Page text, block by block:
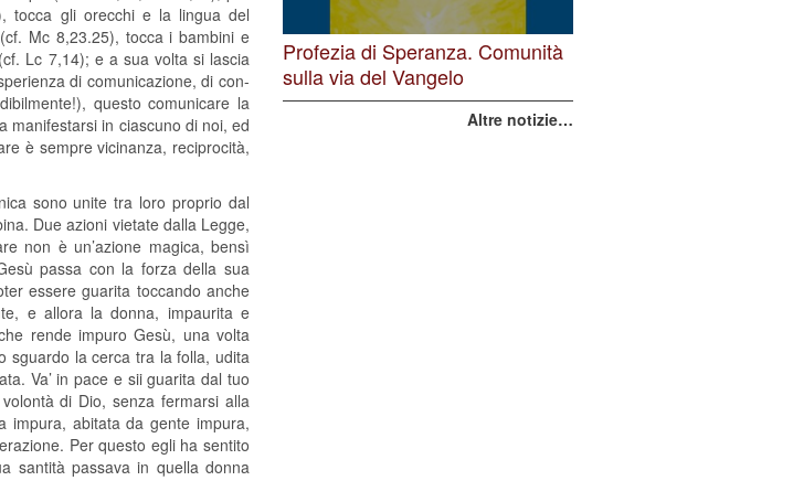
tocca gli orecchi e la lingua del
Mc 8,23.25), tocca i bambini e
Lc 7,14); e a sua volta si lascia
di comunicazione, di con-
questo comunicare la
manifestarsi in ciascuno di noi, ed
è sempre vicinanza, reciprocità,
sono unite tra loro proprio dal
Due azioni vietate dalla Legge,
non è un’azione magica, bensì
passa con la forza della sua
essere guarita toccando anche
e allora la donna, impaurita e
rende impuro Gesù, una volta
sguardo la cerca tra la folla, udita
Va’ in pace e sii guarita dal tuo
di Dio, senza fermarsi alla
impura, abitata da gente impura,
Per questo egli ha sentito
santità passava in quella donna
Profezia di Speranza. Comunità
sulla via del Vangelo
Altre notizie…